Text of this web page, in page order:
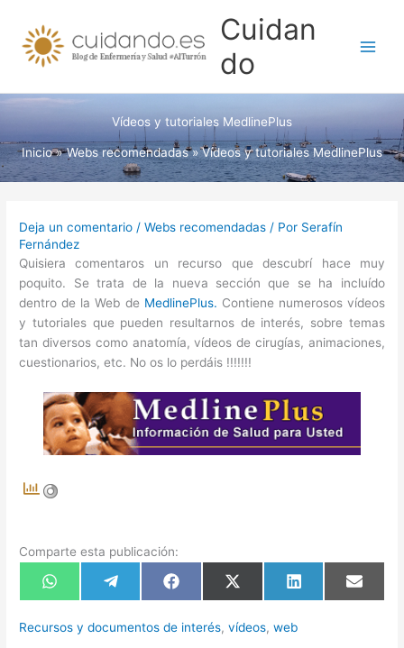
contenido
Cuidan
do
Vídeos y tutoriales MedlinePlus
Inicio Webs recomendadas Vídeos y tutoriales MedlinePlus
Deja un comentario /Webs recomendadas / Por Serafín
Fernández
Quisiera comentaros un recurso que descubrí hace muy
poquito. Se trata de la nueva sección que se ha incluído
dentro de la Web de MedlinePlus. Contiene numerosos vídeos
y tutoriales que pueden resultarnos de interés, sobre temas
tan diversos como anatomía, vídeos de cirugías, animaciones,
cuestionarios, etc. No os lo perdáis !!!!!!!
Comparte esta publicación:
Compartir
en
Compartir
en
Compartir
en
Compartir
en
(Twitter)
Compartir
en
en
Recursos y documentos de interés,vídeos,web